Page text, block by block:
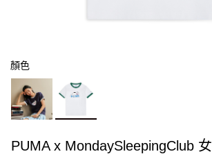
顏色
PUMA x MondaySleepingClub